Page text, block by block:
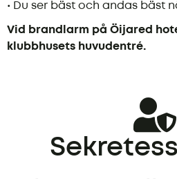
• Du ser bäst och andas bäst
Vid brandlarm på Öijared
klubbhusets huvudentré.